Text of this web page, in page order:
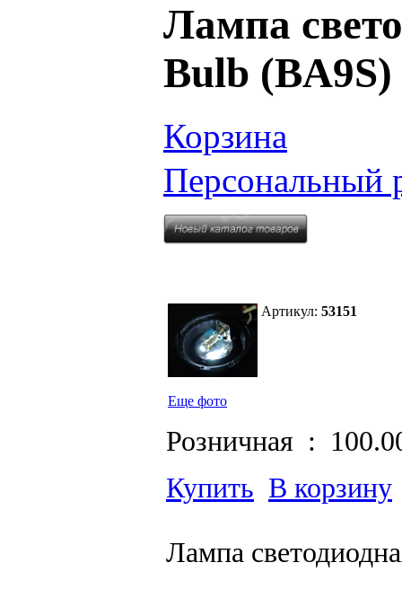
Лампа
Bulb
Корзина
Персональный
Еще фото
Артикул: 53151
Розничная :
Купить В корзину
Лампа